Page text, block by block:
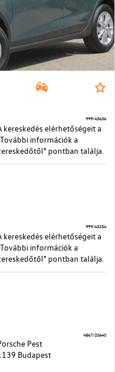
kereskedés elérhetőségeit a
információk a
pontban találja.
999/43636
kereskedés elérhetőségeit a
információk a
pontban találja.
999/43254
Pest
Budapest
4867/20640